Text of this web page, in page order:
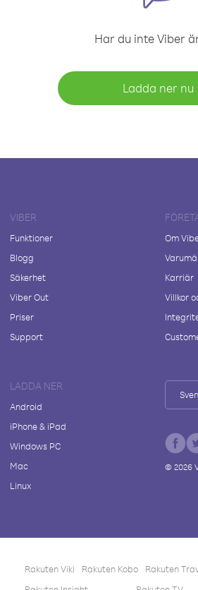
Har du inte Viber
Ladda ner nu
VIBER
Funktioner
Blogg
Säkerhet
Viber Out
Priser
Support
Om
Karriär
Villkor
LADDA NER
Android
iPhone & iPad
Windows PC
Mac
Linux
© 2026
Rakuten Viki Rakuten Kobo Rakuten